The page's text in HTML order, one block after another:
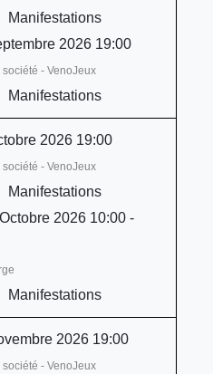
2026 19:00
- VenoJeux
2026 19:00
- VenoJeux
2026 10:00 -
2026 19:00
- VenoJeux